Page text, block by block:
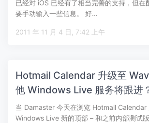
已经对 iOS 已经有了相当完善的支持，但在
要手动输入一些信息。 好…
2011 年 11 月 4 日, 7:42 上午
Hotmail Calendar 升级至
他 Windows Live 服务将跟进
当 Damaster 今天在浏览 Hotmail Calendar
Windows Live 新的顶部 – 和之前内部测试